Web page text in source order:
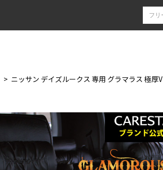
ニッサン デイズルークス 専用 グラマラス 極